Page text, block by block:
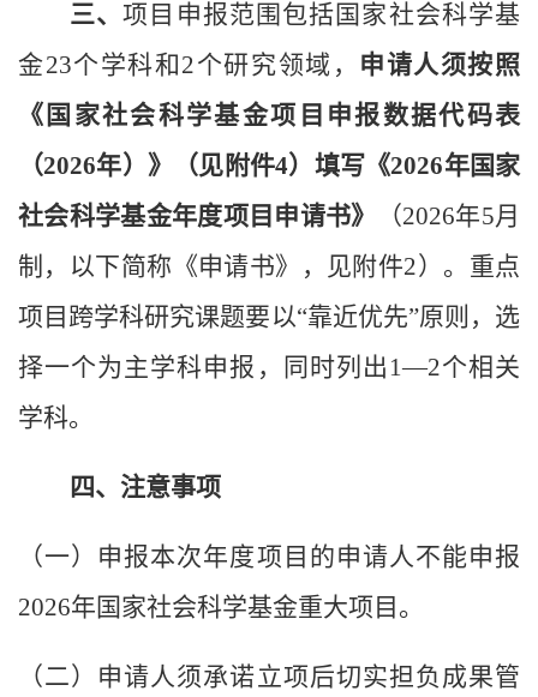
三、项目申报范围包括国家社会科学基
金23个学科和2个研究领域， 申请人须按照
《国家社会科学基金项目申报数据代码表
（2026年）》（见附件4）填写《2026年国家
社会科学基金年度项目申请书》
（2026年5月
制，以下简称《申请书》，见附件2）。重点
项目跨学科研究课题要以“靠近优先”原则，选
择一个为主学科申报，同时列出1—2个相关
学科。
四、注意事项
（一）申报本次年度项目的申请人不能申报
2026年国家社会科学基金重大项目。
（二）申请人须承诺立项后切实担负成果管